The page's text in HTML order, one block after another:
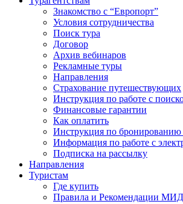
Знакомство с “Европорт”
Условия сотрудничества
Поиск тура
Договор
Архив вебинаров
Рекламные туры
Направления
Страхование путешествующих
Инструкция по работе с
Финансовые гарантии
Как оплатить
Инструкция по бронированию
Информация по работе с
Подписка на рассылку
Направления
Туристам
Где купить
Правила и Рекомендации МИД